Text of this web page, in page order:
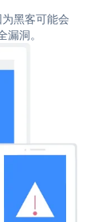
黑客可能会
洞。